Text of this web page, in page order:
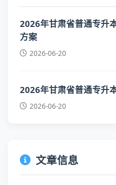
2026年甘肃省普通专升
方案
2026-06-20
2026年甘肃省普通专升
2026-06-20
文章信息